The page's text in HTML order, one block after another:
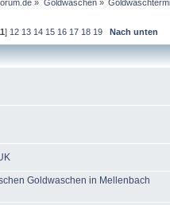
» Goldwaschen»
] 12 13 14 15 16 17 18 19 Nach unten
Goldwaschen in Mellenbach